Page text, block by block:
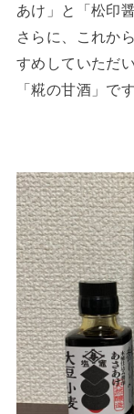
あけ」と「松印
さらに、これか
すめしていただ
「糀の甘酒」です